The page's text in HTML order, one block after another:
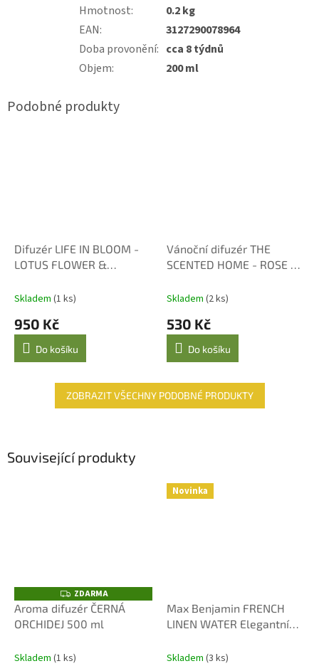
Hmotnost:
0.2 kg
EAN:
3127290078964
Doba provonění: cca 8 týdnů
Objem: 200 ml
Difuzér LIFE IN BLOOM -
LOTUS FLOWER &
Skladem (1 ks)
950 Kč
Do košíku
Vánoční difuzér THE
SCENTED HOME - ROSE &
Skladem (2 ks)
530 Kč
Do košíku
ZOBRAZIT VŠECHNY PODOBNÉ PRODUKTY
Související produkty
Z
D
A
R
ZDARMA
Aroma difuzér ČERNÁ
ORCHIDEJ 500 ml
Skladem (1 ks)
Novinka
Max Benjamin FRENCH
LINEN WATER Elegantní
Skladem (3 ks)